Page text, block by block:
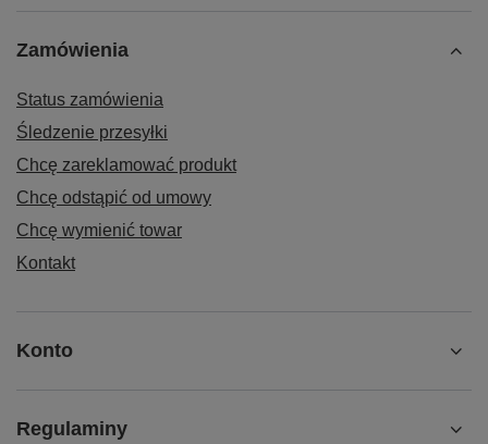
Zamówienia
Status zamówienia
Śledzenie przesyłki
Chcę zareklamować produkt
Chcę odstąpić od umowy
Chcę wymienić towar
Kontakt
Konto
Regulaminy